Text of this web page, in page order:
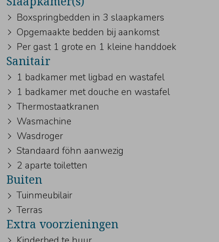
Boxspringbedden in 3 slaapkamers
Opgemaakte bedden bij aankomst
Per gast 1 grote en 1 kleine handdoek
Sanitair
1 badkamer met ligbad en wastafel
1 badkamer met douche en wastafel
Thermostaatkranen
Wasmachine
Wasdroger
Standaard föhn aanwezig
2 aparte toiletten
Buiten
Tuinmeubilair
Terras
Extra voorzieningen